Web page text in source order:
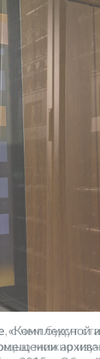
чем будут
можно